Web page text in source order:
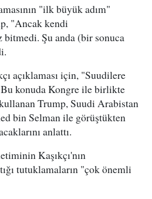
"ilk büyük adım"
"Ancak kendi
Şu anda (bir sonuca
açıklaması için, "Suudilere
Bu konuda Kongre ile birlikte
Trump, Suudi Arabistan
bin Selman ile görüştükten
anlattı.
Kaşıkçı'nın
tutuklamaların "çok önemli